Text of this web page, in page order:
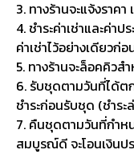
3. ทางร้านจะแจ้งราค
4. ชำระค่าเช่าและค่า
ค่าเช่าไว้อย่างเดียวก่
5. ทางร้านจะล็อคคิวส
6. รับชุดตามวันที่ได้ต
ชำระก่อนรับชุด (ชำระ
7. คืนชุดตามวันที่กำห
สมบูรณ์ดี จะโอนเงินป